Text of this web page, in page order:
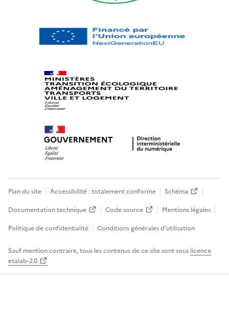
Plan du site Accessibilité : totalement conforme
Schéma
Documentation technique
Code source
Mentions légales
Politique de confidentialité
Conditions générales d’utilisation
Sauf mention contraire, tous les contenus de ce site sont sous licence
etalab-2.0